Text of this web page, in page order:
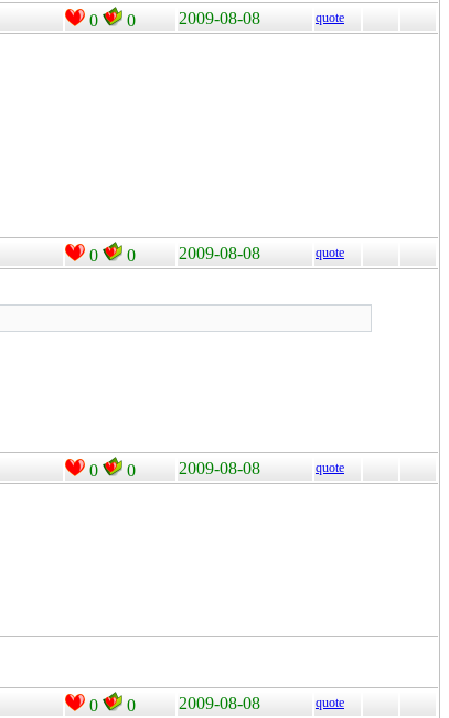
0 0 2009-08-08 quote
0 0 2009-08-08 quote
0 0 2009-08-08 quote
0 0 2009-08-08 quote